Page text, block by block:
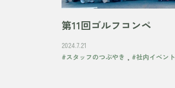
第11回ゴルフコンペ
2024.7.21
#スタッフのつぶやき , #社内イベント